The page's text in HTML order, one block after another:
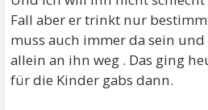
Fall aber er trinkt nur
muss auch immer da sein
allein an ihn weg . Das ging
für die Kinder gabs dann.